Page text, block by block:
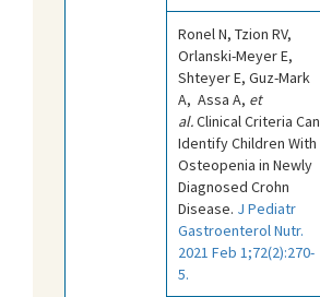
Ronel N, Tzion RV,
Orlanski-Meyer E,
Shteyer E, Guz-Mark
A, Assa A, et
al.Clinical Criteria Can
Identify Children With
Osteopenia in Newly
Diagnosed Crohn
Disease. J Pediatr
Gastroenterol Nutr.
2021 Feb 1;72(2):270-
5.